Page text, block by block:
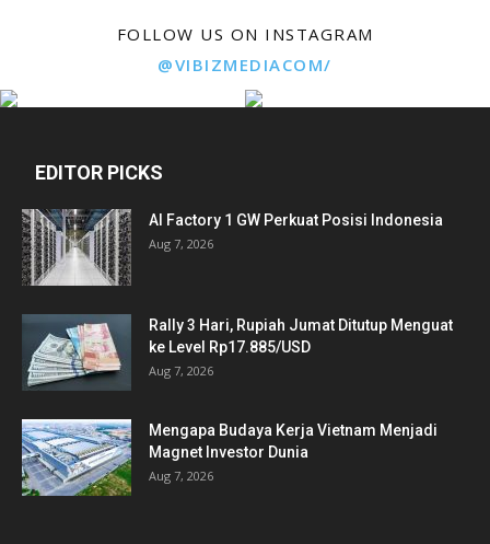
FOLLOW US ON INSTAGRAM
@VIBIZMEDIACOM/
EDITOR PICKS
AI Factory 1 GW Perkuat Posisi Indonesia
Aug 7, 2026
Rally 3 Hari, Rupiah Jumat Ditutup Menguat
ke Level Rp17.885/USD
Aug 7, 2026
Mengapa Budaya Kerja Vietnam Menjadi
Magnet Investor Dunia
Aug 7, 2026